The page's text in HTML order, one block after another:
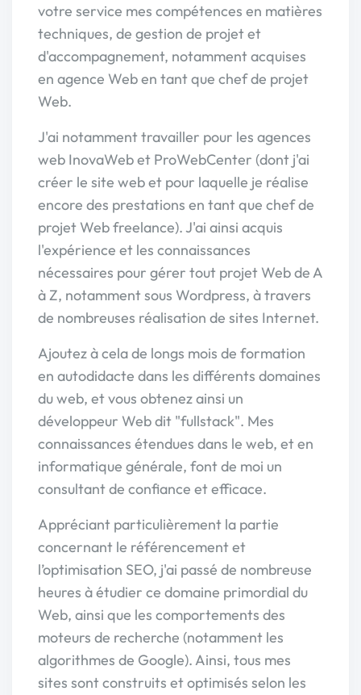
votre service mes compétences en matières
techniques, de gestion de projet et
d'accompagnement, notamment acquises
en agence Web en tant que chef de projet
Web.
J'ai notamment travailler pour les agences
web InovaWeb et ProWebCenter (dont j'ai
créer le site web et pour laquelle je réalise
encore des prestations en tant que chef de
projet Web freelance). J'ai ainsi acquis
l'expérience et les connaissances
nécessaires pour gérer tout projet Web de A
à Z, notamment sous Wordpress, à travers
de nombreuses réalisation de sites Internet.
Ajoutez à cela de longs mois de formation
en autodidacte dans les différents domaines
du web, et vous obtenez ainsi un
développeur Web dit "fullstack". Mes
connaissances étendues dans le web, et en
informatique générale, font de moi un
consultant de confiance et efficace.
Appréciant particulièrement la partie
concernant le référencement et
l’optimisation SEO, j'ai passé de nombreuse
heures à étudier ce domaine primordial du
Web, ainsi que les comportements des
moteurs de recherche (notamment les
algorithmes de Google). Ainsi, tous mes
sites sont construits et optimisés selon les